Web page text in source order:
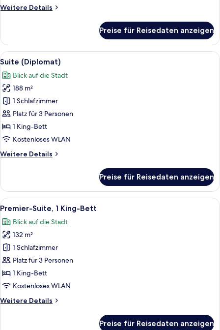
Access,
anzeigen
Weitere Details
Weitere
Studio,
1 King-
Bett
Access,
101
View)
Preise für Reisedaten anzeigen
Alle
Fotos
für
Suite
(Diplomat)
anzeigen
Ein moderner Essbereich mit einem
5
Suite (Diplomat)
Blick auf die Stadt
188 m²
1 Schlafzimmer
Platz für 3 Personen
1 King-Bett
Kostenloses WLAN
Weitere Details
Weitere
(Diplomat)
Preise für Reisedaten anzeigen
Alle
Fotos
für
Premier-
Suite,
1 King-
Bett
anzeigen
Ein moderner Essbereich mit einem
5
Premier-Suite, 1 King-Bett
Blick auf die Stadt
132 m²
1 Schlafzimmer
Platz für 3 Personen
1 King-Bett
Kostenloses WLAN
Weitere Details
Weitere
Preise für Reisedaten anzeigen